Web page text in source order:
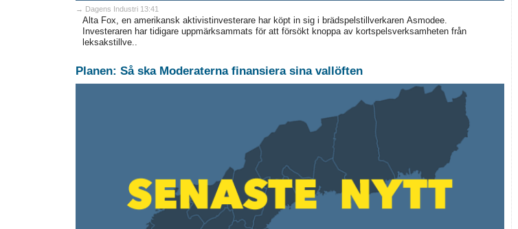
→ Dagens Industri 13:41
Alta Fox, en amerikansk aktivistinvesterare har köpt in sig i brädspelstillverkaren Asmodee.
Investeraren har tidigare uppmärksammats för att försökt knoppa av kortspelsverksamheten från
leksakstillve..
Planen: Så ska Moderaterna finansiera sina vallöften